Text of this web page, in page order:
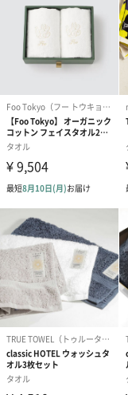
写真付きメッセージカ
ード（680円）
ラッピング
ギフトラッピングを施
リボン付きバッグ（ク
XL（350円）